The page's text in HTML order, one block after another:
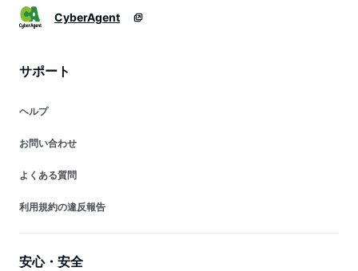
CyberAgent
サポート
ヘルプ
お問い合わせ
よくある質問
利用規約の違反報告
安心・安全